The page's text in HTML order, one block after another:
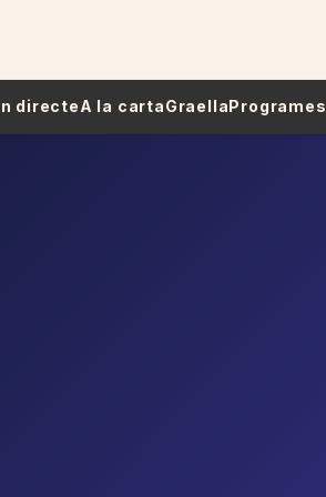
directeA la cartaGraellaProgrames